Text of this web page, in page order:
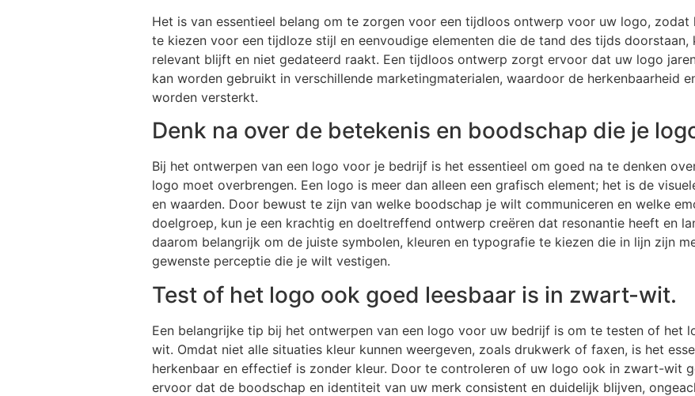
Het is van essentieel belang om te zorgen voor een tijdloos ontwerp voor uw logo,
te kiezen voor een tijdloze stijl en eenvoudige elementen die de tand des tijds
relevant blijft en niet gedateerd raakt. Een tijdloos ontwerp zorgt ervoor dat uw logo
kan worden gebruikt in verschillende marketingmaterialen, waardoor de herkenbaarheid
worden versterkt.
Denk na over de betekenis en boodschap die je
Bij het ontwerpen van een logo voor je bedrijf is het essentieel om goed na te denken
logo moet overbrengen. Een logo is meer dan alleen een grafisch element; het is de
en waarden. Door bewust te zijn van welke boodschap je wilt communiceren en welke
doelgroep, kun je een krachtig en doeltreffend ontwerp creëren dat resonantie heeft en
daarom belangrijk om de juiste symbolen, kleuren en typografie te kiezen die in lijn zijn
gewenste perceptie die je wilt vestigen.
Test of het logo ook goed leesbaar is in zwart-wit.
Een belangrijke tip bij het ontwerpen van een logo voor uw bedrijf is om te testen of het
wit. Omdat niet alle situaties kleur kunnen weergeven, zoals drukwerk of faxen, is het
herkenbaar en effectief is zonder kleur. Door te controleren of uw logo ook in zwart-wit
ervoor dat de boodschap en identiteit van uw merk consistent en duidelijk blijven,